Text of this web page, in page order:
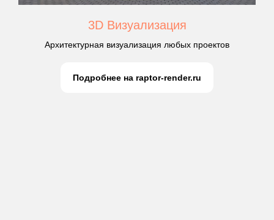
3D Визуализация
Архитектурная визуализация любых проектов
Подробнее на raptor-render.ru